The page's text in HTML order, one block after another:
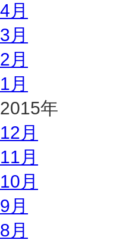
4月
3月
2月
1月
2015年
12月
11月
10月
9月
8月